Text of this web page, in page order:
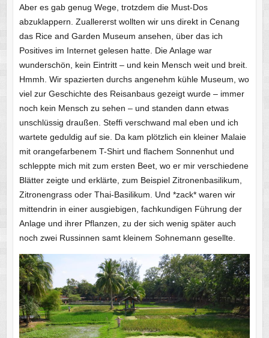
Aber es gab genug Wege, trotzdem die Must-Dos
abzuklappern. Zuallererst wollten wir uns direkt in Cenang
das Rice and Garden Museum ansehen, über das ich
Positives im Internet gelesen hatte. Die Anlage war
wunderschön, kein Eintritt – und kein Mensch weit und breit.
Hmmh. Wir spazierten durchs angenehm kühle Museum, wo
viel zur Geschichte des Reisanbaus gezeigt wurde – immer
noch kein Mensch zu sehen – und standen dann etwas
unschlüssig draußen. Steffi verschwand mal eben und ich
wartete geduldig auf sie. Da kam plötzlich ein kleiner Malaie
mit orangefarbenem T-Shirt und flachem Sonnenhut und
schleppte mich mit zum ersten Beet, wo er mir verschiedene
Blätter zeigte und erklärte, zum Beispiel Zitronenbasilikum,
Zitronengrass oder Thai-Basilikum. Und *zack* waren wir
mittendrin in einer ausgiebigen, fachkundigen Führung der
Anlage und ihrer Pflanzen, zu der sich wenig später auch
noch zwei Russinnen samt kleinem Sohnemann gesellte.